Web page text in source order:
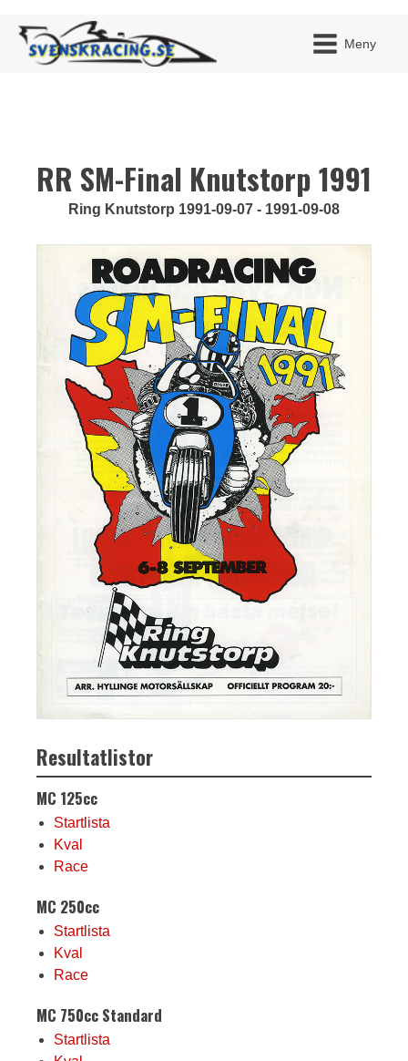
Meny
RR SM-Final Knutstorp 1991
Ring Knutstorp 1991-09-07 - 1991-09-08
Resultatlistor
MC 125cc
Startlista
Kval
Race
MC 250cc
Startlista
Kval
Race
MC 750cc Standard
Startlista